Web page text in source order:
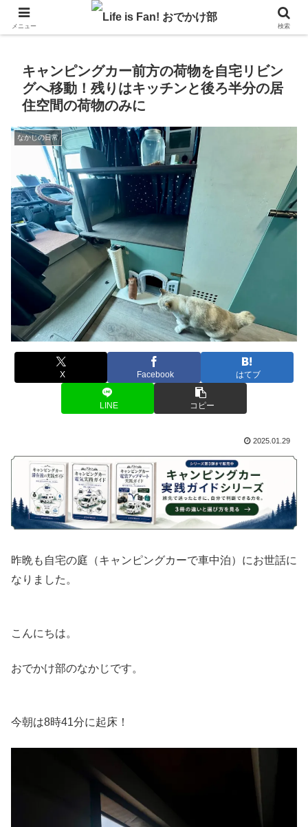
自作キャンピングカーで1年の3分の1を北海道でのんびりバンライフ♪
キャンピングカー前方の荷物を自宅リビン
グへ移動！残りはキッチンと後ろ半分の居
住空間の荷物のみに
なかじの日常
X Facebook はてブ
LINE コピー
2025.01.29
昨晩も自宅の庭（キャンピングカーで車中泊）にお世話に
なりました。
こんにちは。
おでかけ部のなかじです。
今朝は8時41分に起床！
メニュー 検索